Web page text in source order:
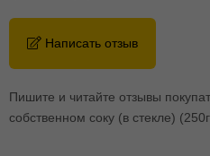
Написать отзыв
Пишите и читайте отзывы
собственном соку (в стекле)